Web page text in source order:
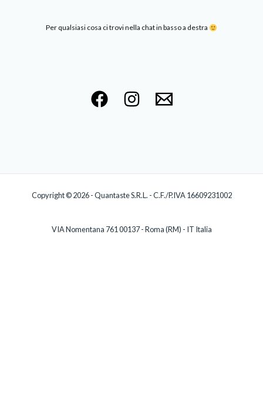
Per qualsiasi cosa ci trovi nella chat in basso a destra
Copyright © 2026 - Quantaste S.R.L. - C.F./P.IVA 16609231002
VIA Nomentana 761 00137 - Roma (RM) - IT Italia